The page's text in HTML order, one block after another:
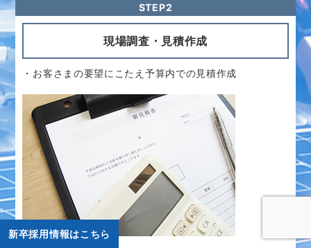
新卒採用情報はこちら
STEP3
ご契約